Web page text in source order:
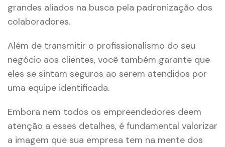
grandes aliados na busca pela padronização dos
colaboradores.
Além de transmitir o profissionalismo do seu
negócio aos clientes, você também garante que
eles se sintam seguros ao serem atendidos por
uma equipe identificada.
Embora nem todos os empreendedores deem
atenção a esses detalhes, é fundamental valorizar
a imagem que sua empresa tem na mente dos